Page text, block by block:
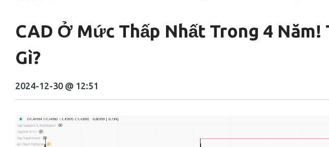
CAD Ở Mức Thấp Nhất Trong 4 Năm!
Gì?
2024-12-30 @ 12:51